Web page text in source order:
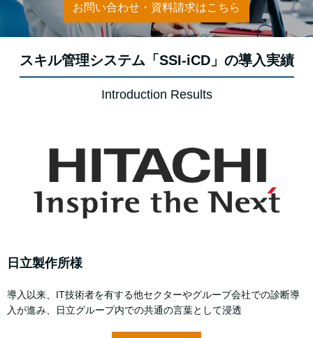
お問い合わせ・資料請求はこちら
スキル管理システム「SSI-iCD」の導入実績
Introduction Results
日立製作所様
導入以来、IT技術者を有する他セクターやグループ会社での診断導
入が進み、日立グループ内での共通の言葉として浸透